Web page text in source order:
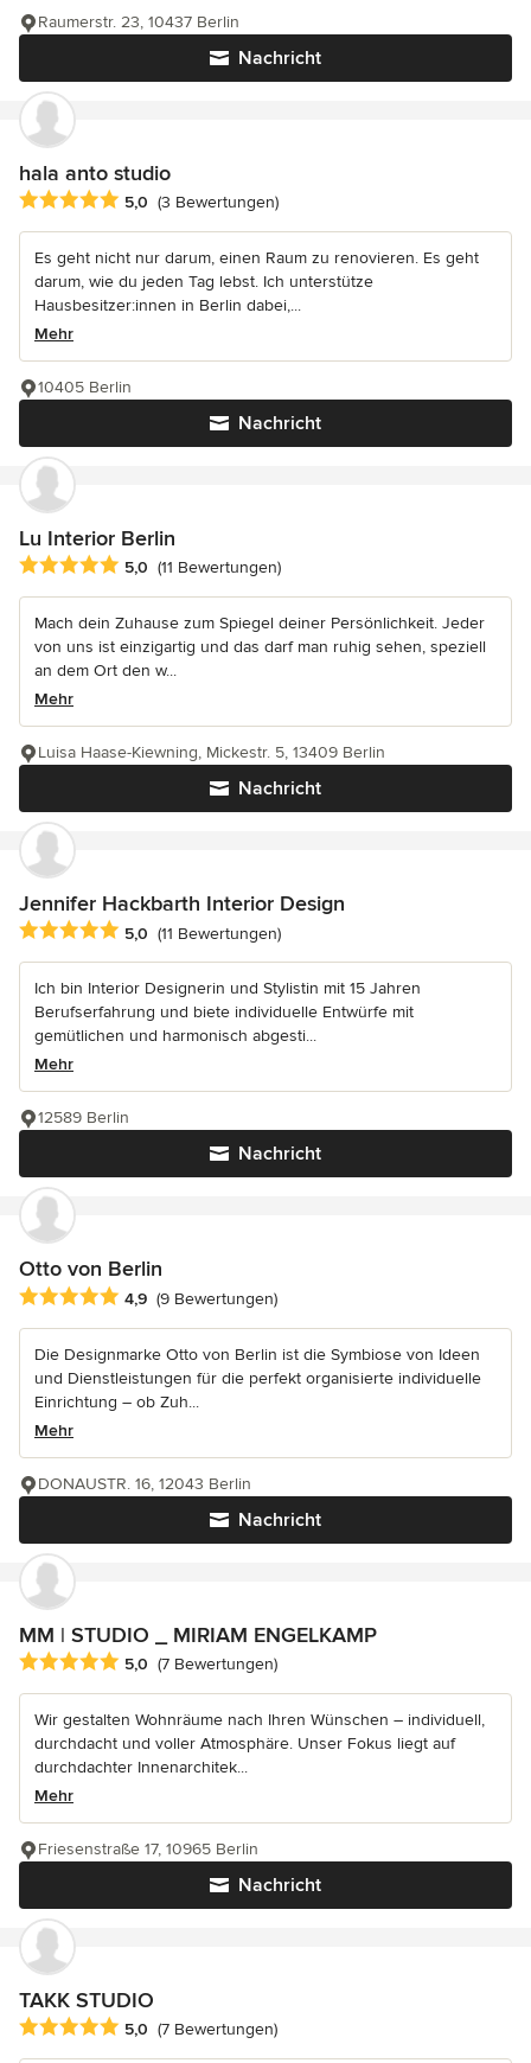
Nachricht
Raumerstr. 23, 10437 Berlin
hala anto studio
Durchschnittliche Bewertung: 5 von 5 Sternen
5,0 (3 Bewertungen)
Es geht nicht nur darum, einen Raum zu renovieren. Es geht
darum, wie du jeden Tag lebst. Ich unterstütze
Hausbesitzer:innen in Berlin dabei,...
Mehr
Nachricht
10405 Berlin
Lu Interior Berlin
Durchschnittliche Bewertung: 5 von 5 Sternen
5,0 (11 Bewertungen)
Mach dein Zuhause zum Spiegel deiner Persönlichkeit. Jeder
von uns ist einzigartig und das darf man ruhig sehen, speziell
an dem Ort den w...
Mehr
Nachricht
Luisa Haase-Kiewning, Mickestr. 5, 13409 Berlin
Jennifer Hackbarth Interior Design
Durchschnittliche Bewertung: 5 von 5 Sternen
5,0 (11 Bewertungen)
Ich bin Interior Designerin und Stylistin mit 15 Jahren
Berufserfahrung und biete individuelle Entwürfe mit
gemütlichen und harmonisch abgesti...
Mehr
Nachricht
12589 Berlin
Otto von Berlin
Durchschnittliche Bewertung: 4.9 von 5 Sternen
4,9 (9 Bewertungen)
Die Designmarke Otto von Berlin ist die Symbiose von Ideen
und Dienstleistungen für die perfekt organisierte individuelle
Einrichtung – ob Zuh...
Mehr
Nachricht
DONAUSTR. 16, 12043 Berlin
MM | STUDIO _ MIRIAM ENGELKAMP
Durchschnittliche Bewertung: 5 von 5 Sternen
5,0 (7 Bewertungen)
Wir gestalten Wohnräume nach Ihren Wünschen – individuell,
durchdacht und voller Atmosphäre. Unser Fokus liegt auf
durchdachter Innenarchitek...
Mehr
Nachricht
Friesenstraße 17, 10965 Berlin
TAKK STUDIO
Durchschnittliche Bewertung: 5 von 5 Sternen
5,0 (7 Bewertungen)